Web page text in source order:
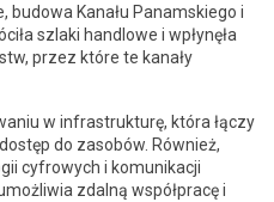
budowa Kanału Panamskiego i
szlaki handlowe i wpłynęła
przez które te kanały
w infrastrukturę, która łączy
do zasobów. Również,
cyfrowych i komunikacji
zdalną współpracę i